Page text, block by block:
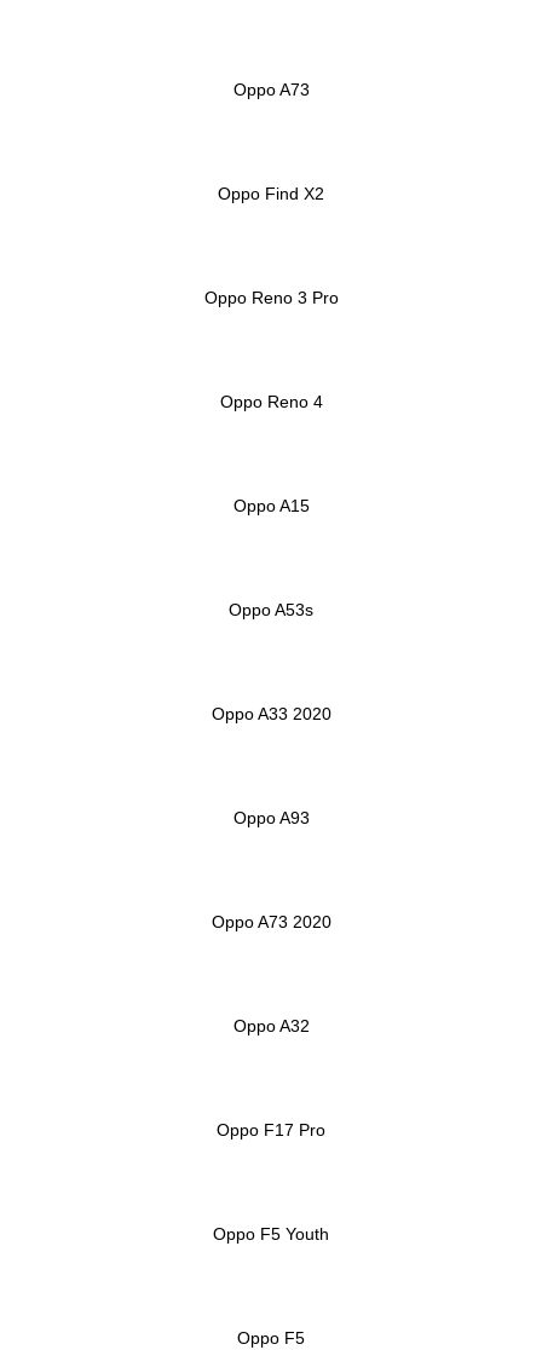
Oppo A73
Oppo Find X2
Oppo Reno 3 Pro
Oppo Reno 4
Oppo A15
Oppo A53s
Oppo A33 2020
Oppo A93
Oppo A73 2020
Oppo A32
Oppo F17 Pro
Oppo F5 Youth
Oppo F5